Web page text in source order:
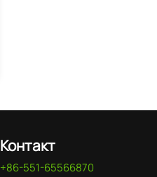
Контакт
+86-551-65566870